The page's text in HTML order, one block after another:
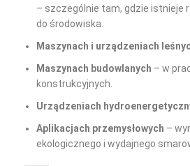
– szczególnie tam, gdzie istnieje
do środowiska.
Maszynach i urządzeniach
Maszynach budowlanych – w
konstrukcyjnych.
Urządzeniach
Aplikacjach przemysłowych –
ekologicznego i wydajnego